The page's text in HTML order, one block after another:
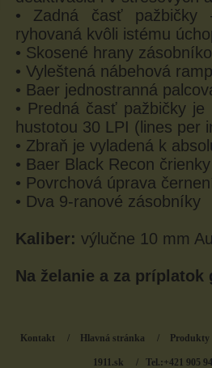
• Zadná časť pažbičky
ryhovaná kvôli istému
• Skosené hrany
• Vyleštená nábehová
• Baer jednostranná
• Predná časť pažbičky
hustotou 30 LPI (lines per
• Zbraň je vyladená k
• Baer Black Recon
• Povrchová úprava
• Dva 9-ranové zásobníky
Kaliber: výlučne 10 mm
Na želanie a za príplatok
Kontakt / Hlavná stránka / Produkty
1911.sk / Tel.:+421 905